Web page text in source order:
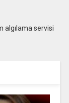
algılama servisi